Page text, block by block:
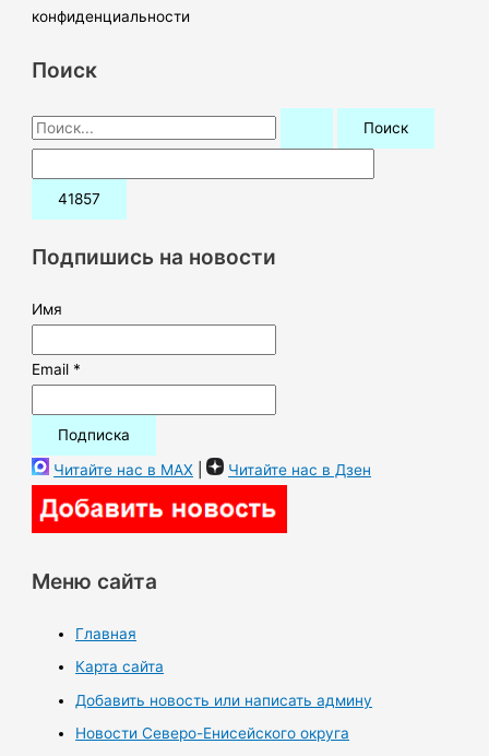
конфиденциальности
Поиск
П
о
и
:Подпишись на новости
Имя
Email *
Читайте нас в MAX | Читайте нас в Дзен
Меню сайта
Главная
Карта сайта
Добавить новость или написать админу
Новости Северо-Енисейского округа